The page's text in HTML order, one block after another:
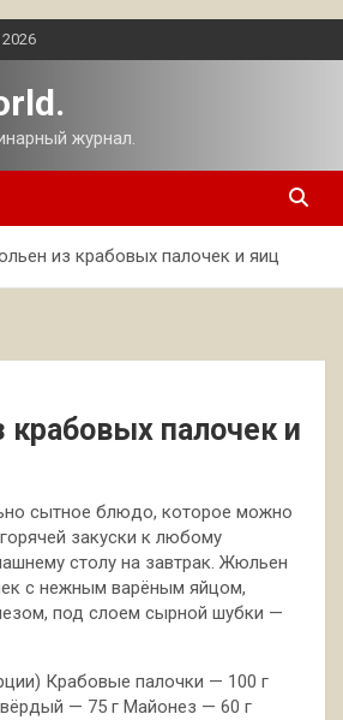
журнал.
из крабовых палочек и яиц
палочек и
сытное блюдо, которое можно
закуски к любому
столу на завтрак. Жюльен
с нежным варёным яйцом,
под слоем сырной шубки —
Крабовые палочки — 100 г
— 75 г Майонез — 60 г